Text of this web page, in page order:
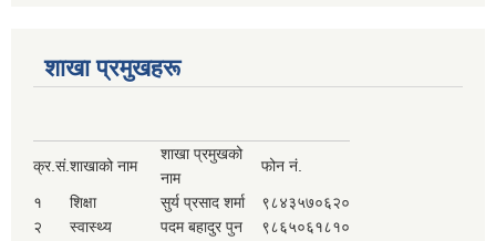
शाखा प्रमुखहरू
क्र.सं.शाखाको नाम
शाखा प्रमुखको
नाम
फोन नं.
१ शिक्षा सुर्य प्रसाद शर्मा
९८४३५७०६२०
२
स्वास्थ्य पदम बहादुर पुन
९८६५०६१८१०